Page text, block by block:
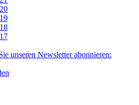
unseren Newsletter abonnieren: